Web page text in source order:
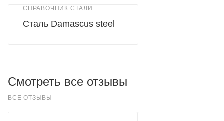
СПРАВОЧНИК СТАЛИ
Сталь Damascus steel
Смотреть все отзывы
ВСЕ ОТЗЫВЫ